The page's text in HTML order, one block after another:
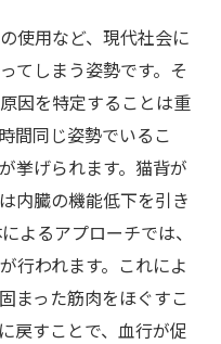
使用など、現代社会に
てしまう姿勢です。そ
因を特定することは重
間同じ姿勢でいるこ
挙げられます。猫背が
内臓の機能低下を引き
よるアプローチでは、
行われます。これによ
まった筋肉をほぐすこ
戻すことで、血行が促